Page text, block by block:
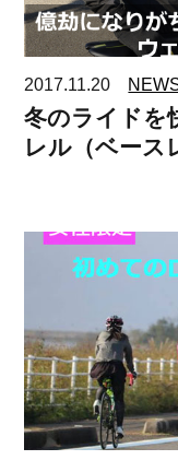
2017.11.20
冬のライドを
レル（ベース